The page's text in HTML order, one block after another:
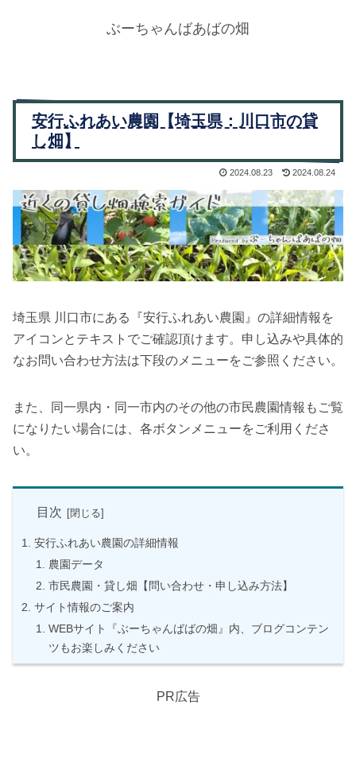
ぶーちゃんばあばの畑
安行ふれあい農園【埼玉県：川口市の貸
し畑】
2024.08.23 2024.08.24
埼玉県 川口市にある『安行ふれあい農園』の詳細情報を
アイコンとテキストでご確認頂けます。申し込みや具体的
なお問い合わせ方法は下段のメニューをご参照ください。
また、同一県内・同一市内のその他の市民農園情報もご覧
になりたい場合には、各ボタンメニューをご利用くださ
い。
目次
安行ふれあい農園の詳細情報
農園データ
市民農園・貸し畑【問い合わせ・申し込み方法】
サイト情報のご案内
WEBサイト『ぶーちゃんばばの畑』内、ブログコンテン
ツもお楽しみください
PR広告